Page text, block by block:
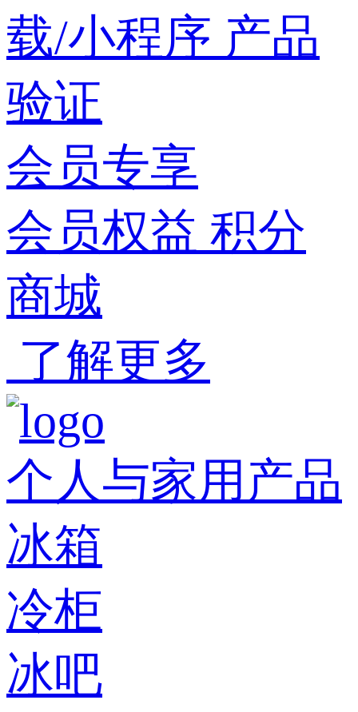
载/小程序 产品
验证
会员专享
会员权益 积分
商城
了解更多
个人与家用产品
冰箱
冷柜
冰吧